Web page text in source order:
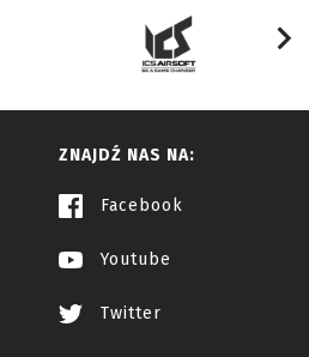
ZNAJDŹ NAS NA:
Facebook
Youtube
Twitter